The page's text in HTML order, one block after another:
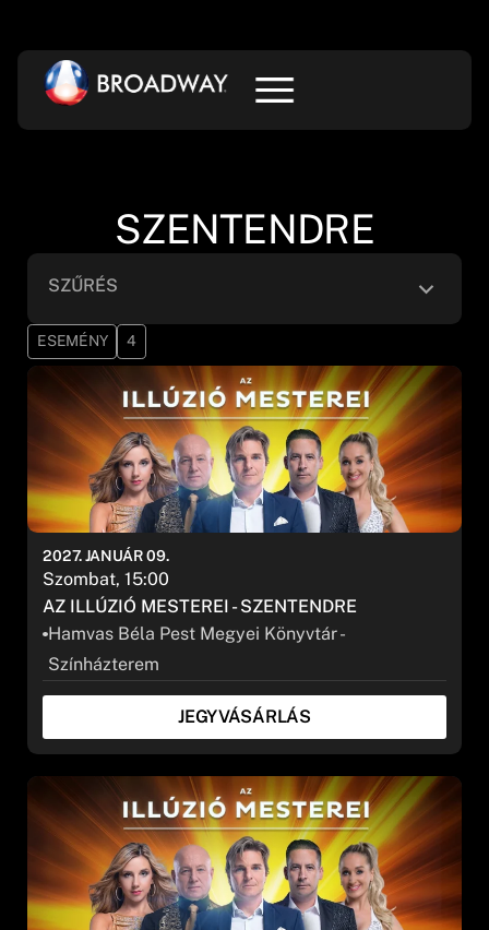
SZENTENDRE
SZŰRÉS
Kategória
Alkategória
Helyszín
SZŰRÉS
ESEMÉNY 4
AZ ILLÚZIÓ MESTEREI - SZENTENDRE
Hamvas Béla Pest Megyei Könyvtár -
Színházterem
2027. JANUÁR 09.
Szombat, 15:00
JEGYVÁSÁRLÁS